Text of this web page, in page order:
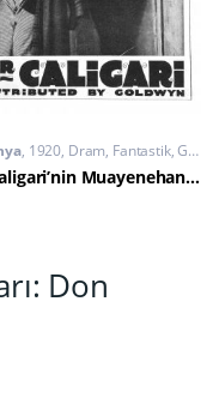
1920 Dram, Fantastik,Gerilim
Dr. Caligari’nin Muayenehanesi
Don